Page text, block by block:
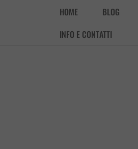
HOME BLOG
INFO E CONTATTI